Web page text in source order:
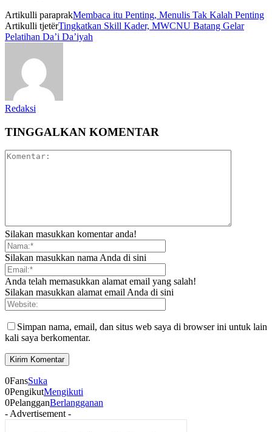
Artikulli paraprakMembaca itu Penting, Menulis Tak Kalah Penting
Artikulli tjetërTingkatkan Skill Kader, MWCNU Batang Gelar
Pelatihan Da’i Da’iyah
Redaksi
TINGGALKAN KOMENTAR
Silakan masukkan komentar anda!
Silakan masukkan nama Anda di sini
Anda telah memasukkan alamat email yang salah!
Silakan masukkan alamat email Anda di sini
Simpan nama, email, dan situs web saya di browser ini untuk lain
kali saya berkomentar.
0FansSuka
0PengikutMengikuti
0PelangganBerlangganan
- Advertisement -